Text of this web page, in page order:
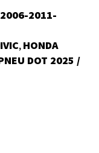
2011-
, HONDA
DOT 2025 /